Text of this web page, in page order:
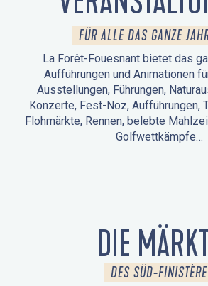
FÜR ALLE DAS GANZE
La Forêt-Fouesnant bietet das
Aufführungen und Animationen
Ausstellungen, Führungen,
Konzerte, Fest-Noz, Aufführungen,
Flohmärkte, Rennen, belebte
Golfwettkämpfe…
DIE
DES SÜD-FINISTÈRE